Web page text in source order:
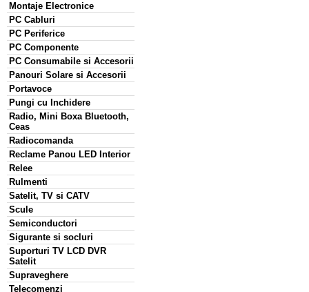
Montaje Electronice
PC Cabluri
PC Periferice
PC Componente
PC Consumabile si Accesorii
Panouri Solare si Accesorii
Portavoce
Pungi cu Inchidere
Radio, Mini Boxa Bluetooth,
Ceas
Radiocomanda
Reclame Panou LED Interior
Relee
Rulmenti
Satelit, TV si CATV
Scule
Semiconductori
Sigurante si socluri
Suporturi TV LCD DVR
Satelit
Supraveghere
Telecomenzi